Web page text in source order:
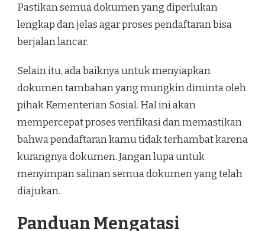
Pastikan semua dokumen yang diperlukan
lengkap dan jelas agar proses pendaftaran bisa
berjalan lancar.
Selain itu, ada baiknya untuk menyiapkan
dokumen tambahan yang mungkin diminta oleh
pihak Kementerian Sosial. Hal ini akan
mempercepat proses verifikasi dan memastikan
bahwa pendaftaran kamu tidak terhambat karena
kurangnya dokumen. Jangan lupa untuk
menyimpan salinan semua dokumen yang telah
diajukan.
Panduan Mengatasi